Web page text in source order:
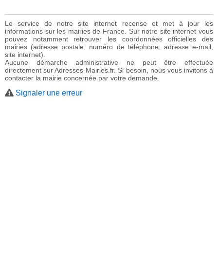
Le service de notre site internet recense et met à jour les
informations sur les mairies de France. Sur notre site internet vous
pouvez notamment retrouver les coordonnées officielles des
mairies (adresse postale, numéro de téléphone, adresse e-mail,
site internet).
Aucune démarche administrative ne peut être effectuée
directement sur Adresses-Mairies.fr. Si besoin, nous vous invitons à
contacter la mairie concernée par votre demande.
Signaler une erreur